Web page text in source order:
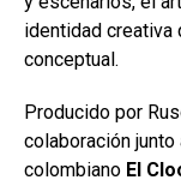
identidad creativa
conceptual.
Producido por
colaboración
colombiano El